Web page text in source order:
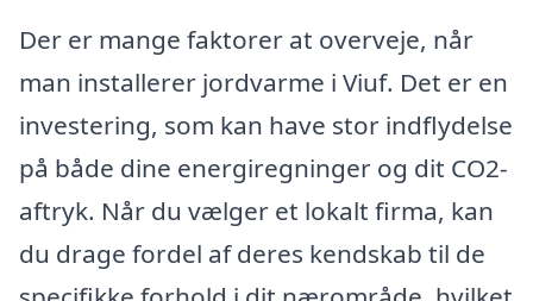
Der er mange faktorer at overveje, når
man installerer jordvarme i Viuf. Det er en
investering, som kan have stor indflydelse
på både dine energiregninger og dit CO2-
aftryk. Når du vælger et lokalt firma, kan
du drage fordel af deres kendskab til de